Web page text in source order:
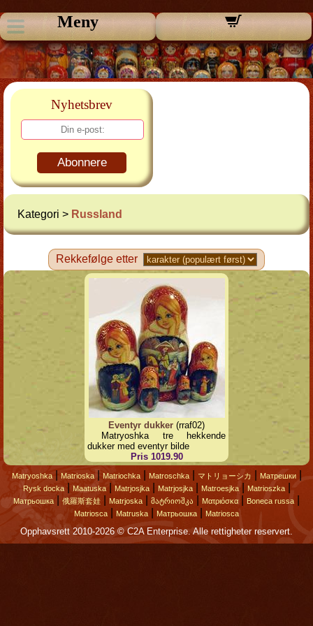
Meny
Nyhetsbrev
Abonnere
Kategori > Russland
Rekkefølge etter
Eventyr dukker (rraf02)
Matryoshka tre hekkende
dukker med eventyr bilde
Pris 1019.90
Matryoshka| Matrioska| Matriochka| Matroschka| マトリョーシカ Матрешки|
Rysk docka|Maatuska| Matrjosjka| Matrjosjka| Matroesjka| Matrioszka|
Матрьошка 俄羅斯套娃 Matrjoska მატრიოშკა Ματριόσκα Boneca russa
Matriosca Matruska Матрьошка Matriosca
Opphavsrett 2010-2026 © C2A Enterprise. Alle rettigheter reservert.